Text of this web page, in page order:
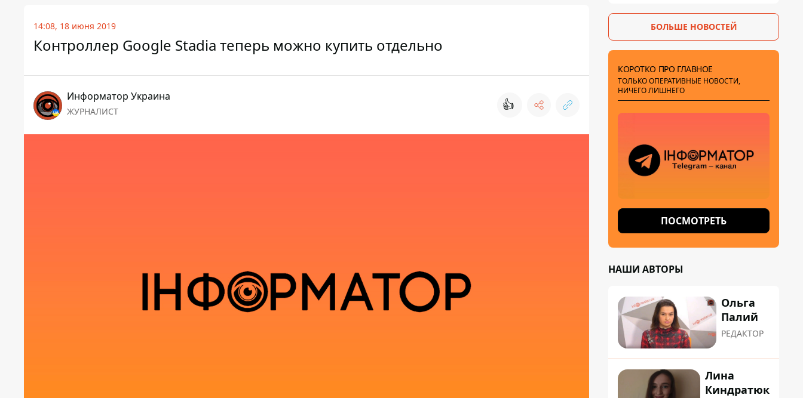
14:08, 18 июня 2019
Контроллер Google Stadia теперь можно купить отдельно
Информатор Украина
ЖУРНАЛИСТ 👍
суд
БОЛЬШЕ НОВОСТЕЙ
КОРОТКО ПРО ГЛАВНОЕ
ТОЛЬКО ОПЕРАТИВНЫЕ НОВОСТИ,
НИЧЕГО ЛИШНЕГО
ПОСМОТРЕТЬ
НАШИ АВТОРЫ
Ольга
Палий
РЕДАКТОР
Лина
Киндратюк